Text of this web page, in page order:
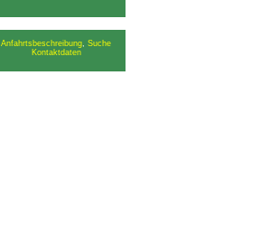
Anfahrtsbeschreibung, Suche
Kontaktdaten